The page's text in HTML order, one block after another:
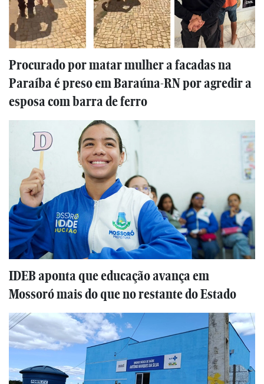
Procurado por matar mulher a facadas na
Paraíba é preso em Baraúna-RN por agredir a
esposa com barra de ferro
IDEB aponta que educação avança em
Mossoró mais do que no restante do Estado